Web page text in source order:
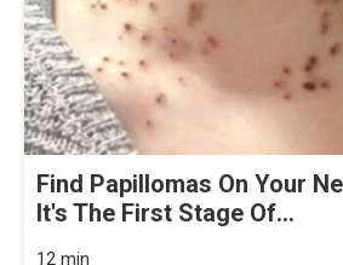
Find Papillomas On Your
It's The First Stage Of...
12 min